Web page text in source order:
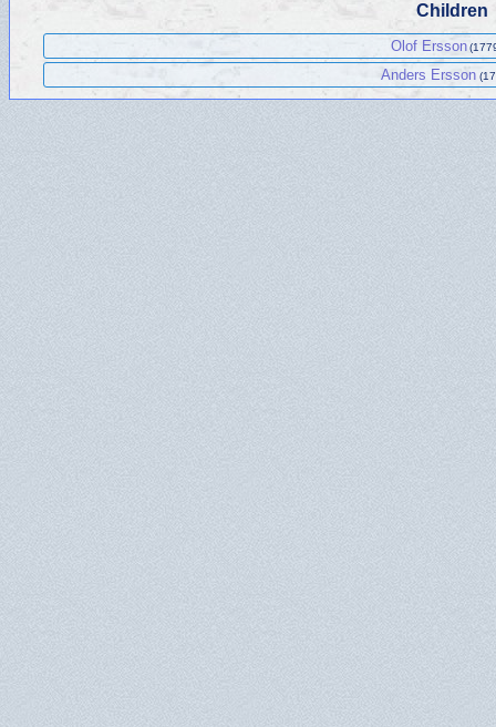
Children
Olof Ersson
Anders Ersson